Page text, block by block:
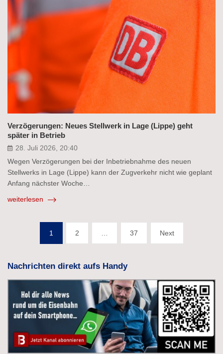
Verzögerungen: Neues Stellwerk in Lage (Lippe) geht
später in Betrieb
28. Juli 2026, 20:40
Wegen Verzögerungen bei der Inbetriebnahme des neuen
Stellwerks in Lage (Lippe) kann der Zugverkehr nicht wie geplant
Anfang nächster Woche…
weiterlesen
Seitennummerierung
Beiträge
1 2 37 Next
Nachrichten direkt aufs Handy